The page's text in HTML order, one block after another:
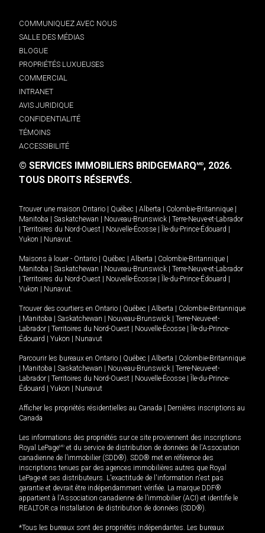
COMMUNIQUEZ AVEC NOUS
SALLE DES MÉDIAS
BLOGUE
PROPRIÉTÉS LUXUEUSES
COMMERCIAL
INTRANET
AVIS JURIDIQUE
CONFIDENTIALITÉ
TÉMOINS
ACCESSIBILITÉ
© SERVICES IMMOBILIERS BRIDGEMARQMD, 2026.
TOUS DROITS RÉSERVÉS.
Trouver une maison Ontario Québec Alberta Colombie-Britannique
Manitoba
Saskatchewan Nouveau-Brunswick
Terre-Neuve-et-Labrador
Territoires du Nord-Ouest Nouvelle-Écosse Île-du-Prince-Édouard
Yukon
Nunavut.
Maisons à louer - Ontario Québec Alberta Colombie-Britannique
Manitoba
Saskatchewan Nouveau-Brunswick
Terre-Neuve-et-Labrador
Territoires du Nord-Ouest Nouvelle-Écosse Île-du-Prince-Édouard
Yukon
Nunavut.
Trouver des courtiers en Ontario Québec Alberta
Colombie-Britannique
Manitoba Saskatchewan Nouveau-Brunswick
Terre-Neuve-et-
Labrador
Territoires du Nord-Ouest Nouvelle-Écosse
Île-du-Prince-
Édouard
Yukon Nunavut
Parcourir les bureaux en Ontario Québec Alberta
Colombie-Britannique
Manitoba Saskatchewan Nouveau-Brunswick
Terre-Neuve-et-
Labrador
Territoires du Nord-Ouest Nouvelle-Écosse
Île-du-Prince-
Édouard
Yukon Nunavut
Afficher les propriétés résidentielles au Canada
Dernières inscriptions au
Canada
Les informations des propriétés sur ce site proviennent des inscriptions
Royal LePageMD et du service de distribution de données de l'Association
canadienne de l’immobilier (SDD®). SDD® met en référence des
inscriptions tenues par des agences immobilières autres que Royal
LePage et ses distributeurs. L'exactitude de l'information n'est pas
garantie et devrait être indépendamment vérifiée. La marque DDF®
appartient à l'Association canadienne de l’immobilier (ACI) et identifie le
REALTOR.ca Installation de distribution de données (SDD®).
*Tous les bureaux sont des propriétés indépendantes. Les bureaux